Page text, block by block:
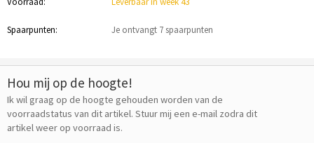
Spaarpunten: Je ontvangt 7 spaarpunten
Hou mij op de hoogte!
Ik wil graag op de hoogte gehouden worden van de
voorraadstatus van dit artikel. Stuur mij een e-mail zodra dit
artikel weer op voorraad is.